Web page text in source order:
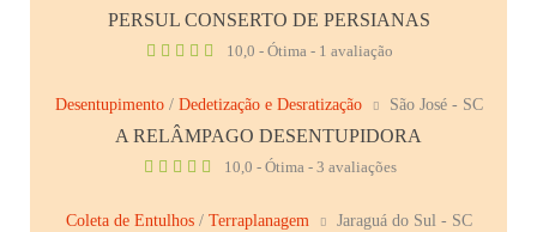
PERSUL CONSERTO DE PERSIANAS
10,0 - Ótima - 1 avaliação
Desentupimento/ Dedetização e Desratização São José - SC
A RELÂMPAGO DESENTUPIDORA
10,0 - Ótima - 3 avaliações
Coleta de Entulhos/ Terraplanagem Jaraguá do Sul - SC